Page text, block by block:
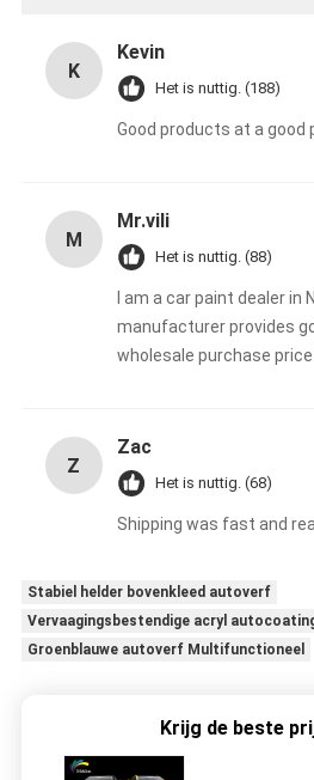
K
Kevin
Het is nuttig. (188)
Good products at a good
M
Mr.vili
Het is nuttig. (88)
I am a car paint dealer in
manufacturer provides
wholesale purchase
Z
Zac
Het is nuttig. (68)
Shipping was fast and
Stabiel helder bovenkleed autoverf
Vervaagingsbestendige acryl
Groenblauwe autoverf Multifunctioneel
Krijg de beste